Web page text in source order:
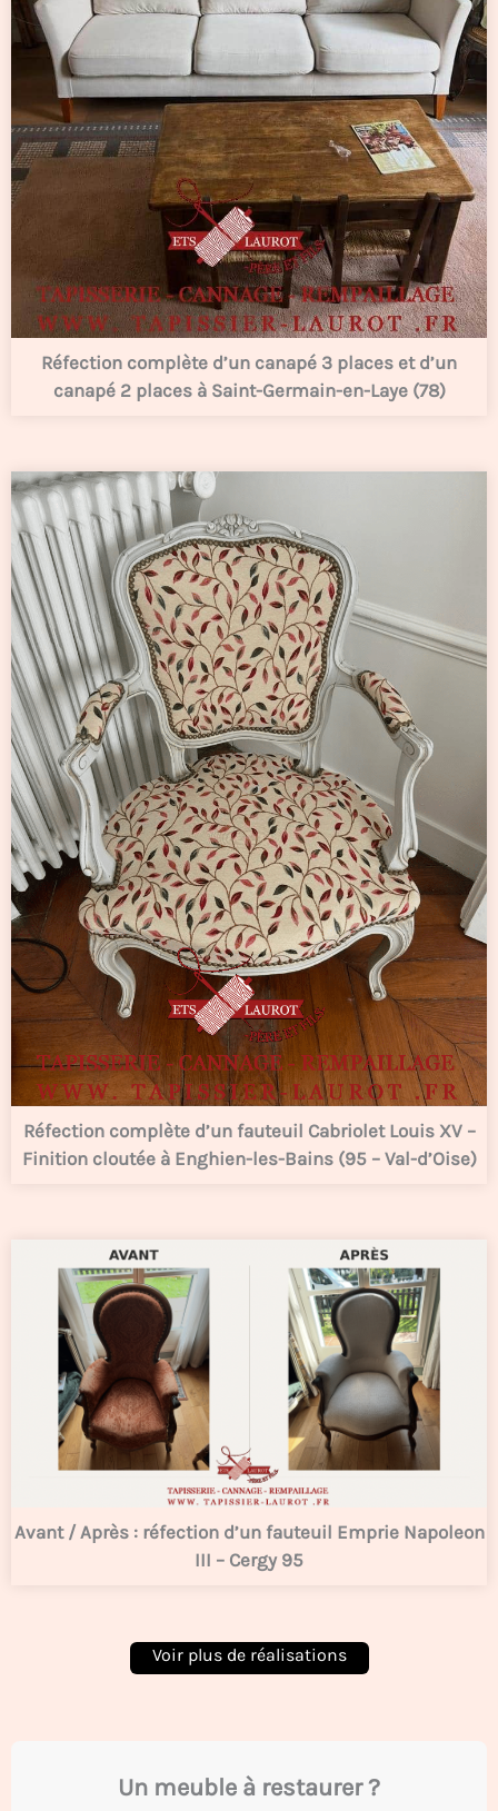
Réfection complète d’un canapé 3 places et d’un
canapé 2 places à Saint-Germain-en-Laye (78)
Réfection complète d’un fauteuil Cabriolet Louis XV –
Finition cloutée à Enghien-les-Bains (95 – Val-d’Oise)
Avant / Après : réfection d’un fauteuil Emprie Napoleon
III – Cergy 95
Un meuble à restaurer ?